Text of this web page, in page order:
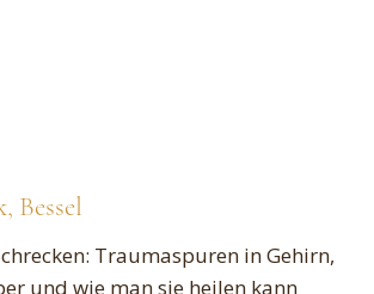
Bessel
Traumaspuren in Gehirn,
und wie man sie heilen kann